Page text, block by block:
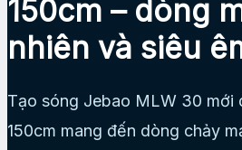
150cm – dòng
nhiên và siêu
Tạo sóng Jebao MLW 30 mới
150cm mang đến dòng chảy